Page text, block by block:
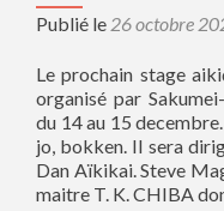
Publié le 26 octobre
Le prochain stage
organisé par
du 14 au 15
jo, bokken. Il sera
Dan Aïkikai. Steve
maitre T. K. CHIBA